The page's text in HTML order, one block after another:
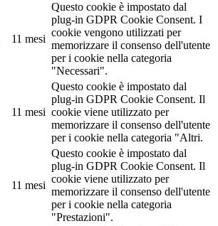
11 mesi
Questo cookie è impostato dal
plug-in GDPR Cookie Consent. I
cookie vengono utilizzati per
memorizzare il consenso dell'utente
per i cookie nella categoria
"Necessari".
11 mesi
Questo cookie è impostato dal
plug-in GDPR Cookie Consent. Il
cookie viene utilizzato per
memorizzare il consenso dell'utente
per i cookie nella categoria "Altri.
11 mesi
Questo cookie è impostato dal
plug-in GDPR Cookie Consent. Il
cookie viene utilizzato per
memorizzare il consenso dell'utente
per i cookie nella categoria
"Prestazioni".